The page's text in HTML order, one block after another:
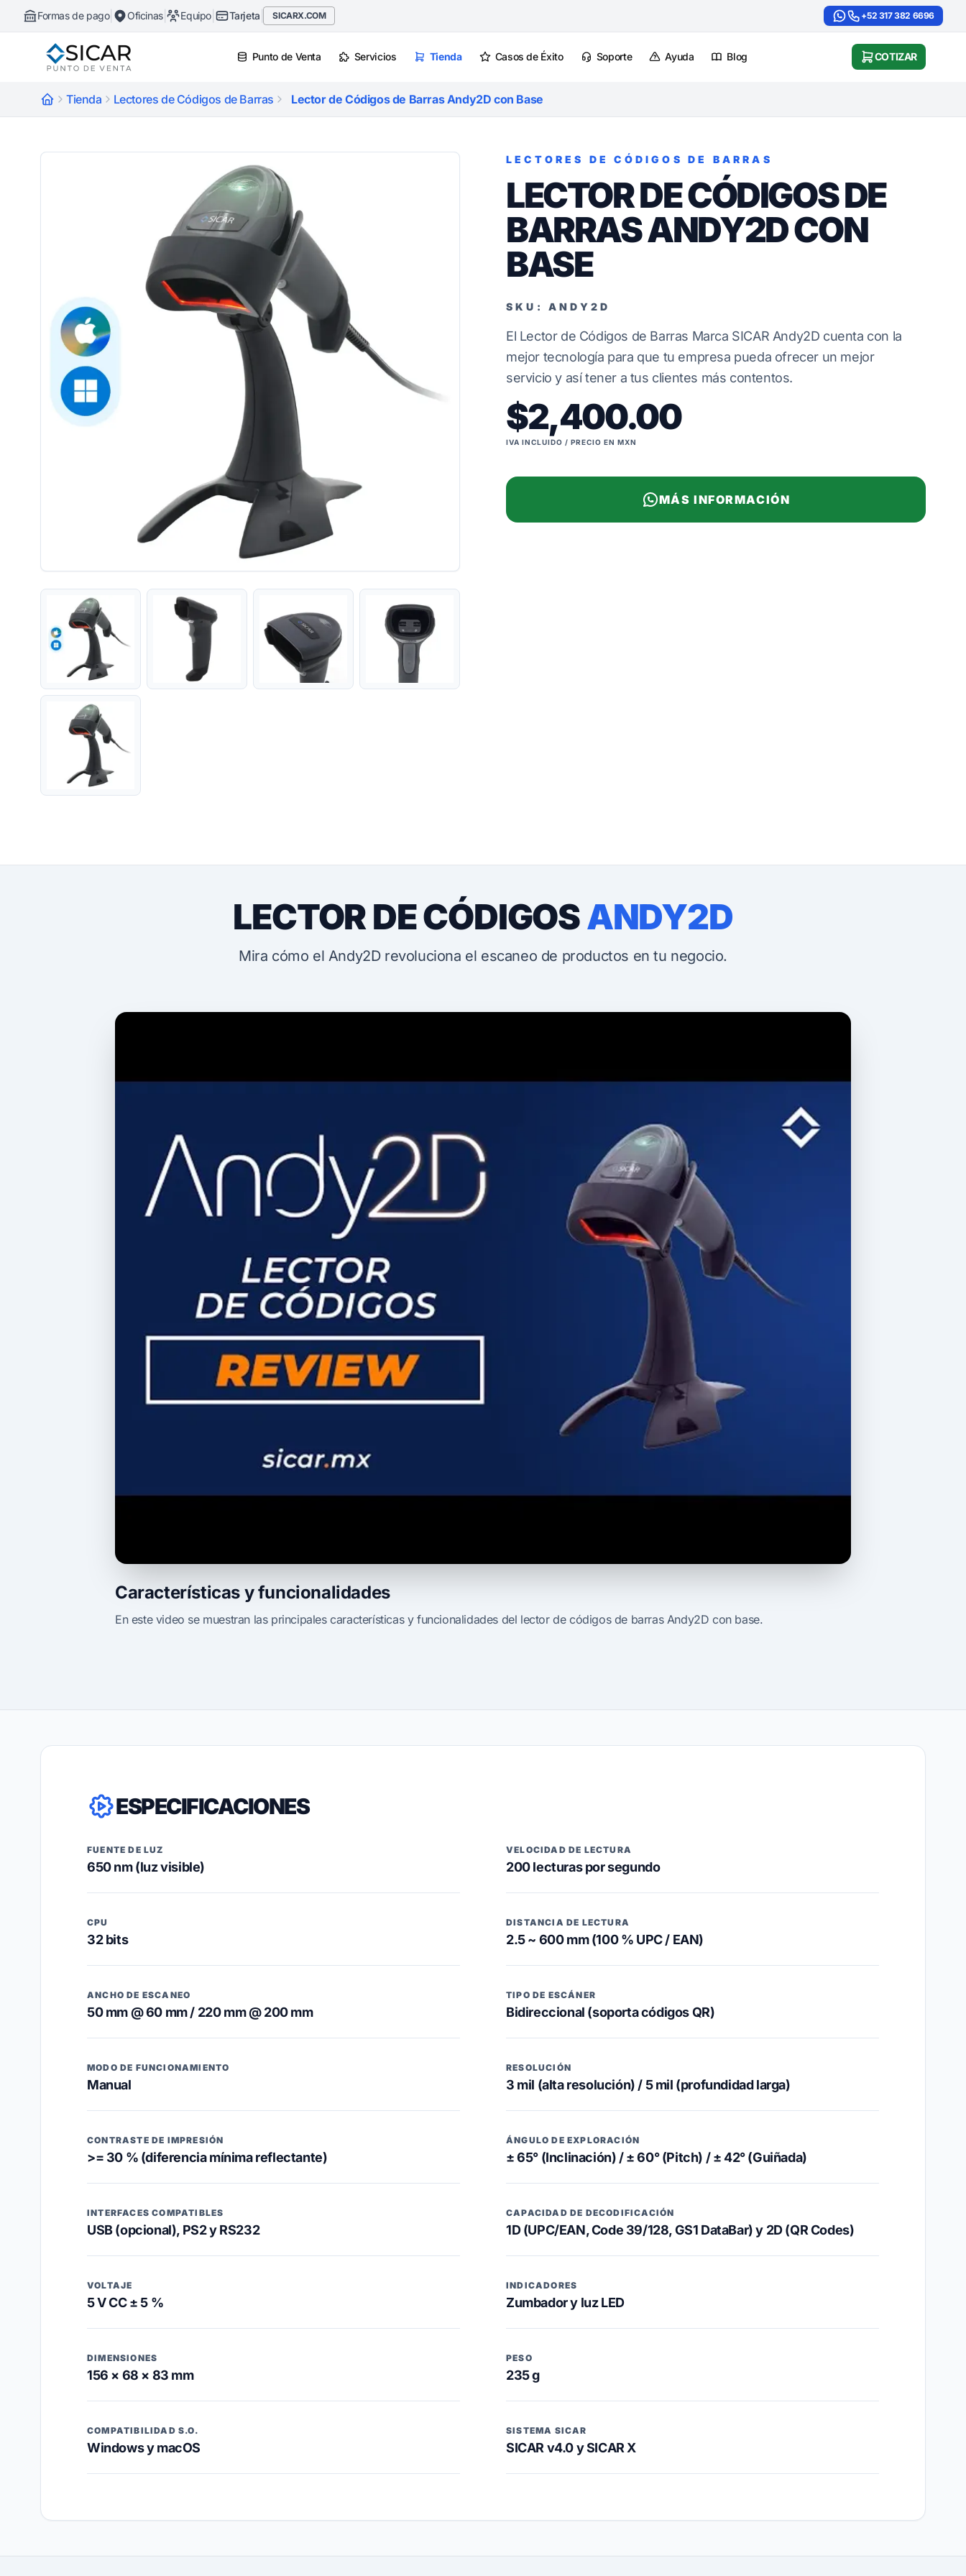
Formas de pago| Oficinas| Equipo Tarjeta SICARX.COM +52 317 382 6696
Punto de Venta Servicios Tienda Casos de Éxito Soporte Ayuda Blog COTIZAR
Tienda Lectores de Códigos de Barras Lector de Códigos de Barras Andy2D con Base
LECTORES DE CÓDIGOS DE BARRAS
LECTOR DE CÓDIGOS DE
BARRAS ANDY2D CON
BASE
SKU: ANDY2D
El Lector de Códigos de Barras Marca SICAR Andy2D cuenta con la
mejor tecnología para que tu empresa pueda ofrecer un mejor
servicio y así tener a tus clientes más contentos.
$2,400.00
IVA INCLUIDO / PRECIO EN MXN
MÁS INFORMACIÓN
LECTOR DE CÓDIGOSANDY2D
Mira cómo el Andy2D revoluciona el escaneo de productos en tu negocio.
Características y funcionalidades
En este video se muestran las principales características y funcionalidades del lector de códigos de barras Andy2D con base.
ESPECIFICACIONES
FUENTE DE LUZ
650 nm (luz visible)
VELOCIDAD DE LECTURA
200 lecturas por segundo
CPU
32 bits
DISTANCIA DE LECTURA
2.5 ~ 600 mm (100 % UPC / EAN)
ANCHO DE ESCANEO
50 mm @ 60 mm / 220 mm @ 200 mm
TIPO DE ESCÁNER
Bidireccional (soporta códigos QR)
MODO DE FUNCIONAMIENTO
Manual
RESOLUCIÓN
3 mil (alta resolución) / 5 mil (profundidad larga)
CONTRASTE DE IMPRESIÓN
>= 30 % (diferencia mínima reflectante)
ÁNGULO DE EXPLORACIÓN
± 65° (Inclinación) / ± 60° (Pitch) / ± 42° (Guiñada)
INTERFACES COMPATIBLES
USB (opcional), PS2 y RS232
CAPACIDAD DE DECODIFICACIÓN
1D (UPC/EAN, Code 39/128, GS1 DataBar) y 2D (QR Codes)
VOLTAJE
5 V CC ± 5 %
INDICADORES
Zumbador y luz LED
DIMENSIONES
156 × 68 × 83 mm
PESO
235 g
COMPATIBILIDAD S.O.
Windows y macOS
SISTEMA SICAR
SICAR v4.0 y SICAR X